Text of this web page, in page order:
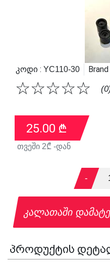
Კოდი : YC110-30 Brand
☆
☆
☆
☆
☆
25.00 ₾
თვეში 2₾ -დან
-
კალათაში
პროდუქტის